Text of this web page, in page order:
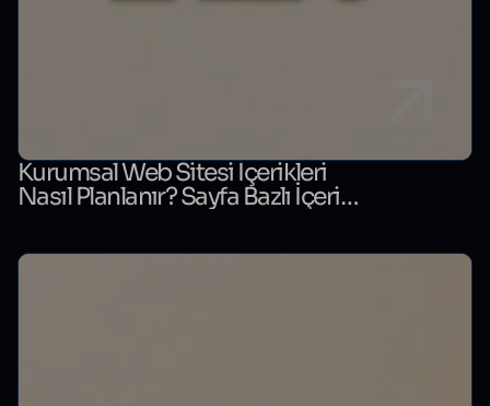
Kurumsal Web Sitesi İçerikleri
Nasıl Planlanır? Sayfa Bazlı İçerik